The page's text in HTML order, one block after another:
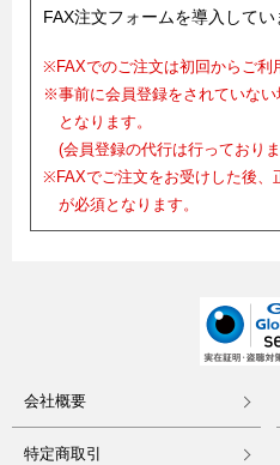
FAX注文フォームを導入してい
※FAXでのご注文は初回からご利
※事前に会員登録をされていな
となります。
(会員登録の代行は行っており
※FAXでご注文をお受けした後、
が必須となります。
会社概要
特定商取引